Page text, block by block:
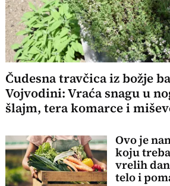
Čudesna travčica iz božje
Vojvodini: Vraća snagu u
šlajm, tera komarce i
Ovo je
koju
vrelih
telo i